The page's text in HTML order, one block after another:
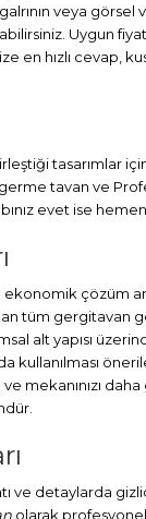
veya
Uygun
en hızlı cevap,
tasarımlar
germe tavan ve
evet ise
çözüm
tüm gergitavan
alt yapısı
mekanınızı
ve detaylarda
olarak profesyonel